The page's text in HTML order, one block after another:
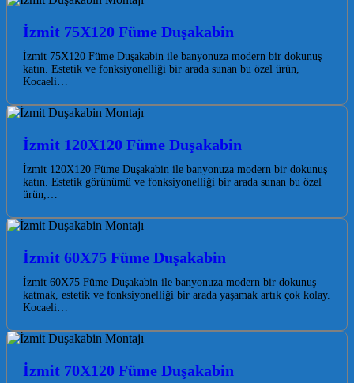
İzmit 75X120 Füme Duşakabin
İzmit 75X120 Füme Duşakabin ile banyonuza modern bir dokunuş
katın. Estetik ve fonksiyonelliği bir arada sunan bu özel ürün,
Kocaeli…
İzmit 120X120 Füme Duşakabin
İzmit 120X120 Füme Duşakabin ile banyonuza modern bir dokunuş
katın. Estetik görünümü ve fonksiyonelliği bir arada sunan bu özel
ürün,…
İzmit 60X75 Füme Duşakabin
İzmit 60X75 Füme Duşakabin ile banyonuza modern bir dokunuş
katmak, estetik ve fonksiyonelliği bir arada yaşamak artık çok kolay.
Kocaeli…
İzmit 70X120 Füme Duşakabin